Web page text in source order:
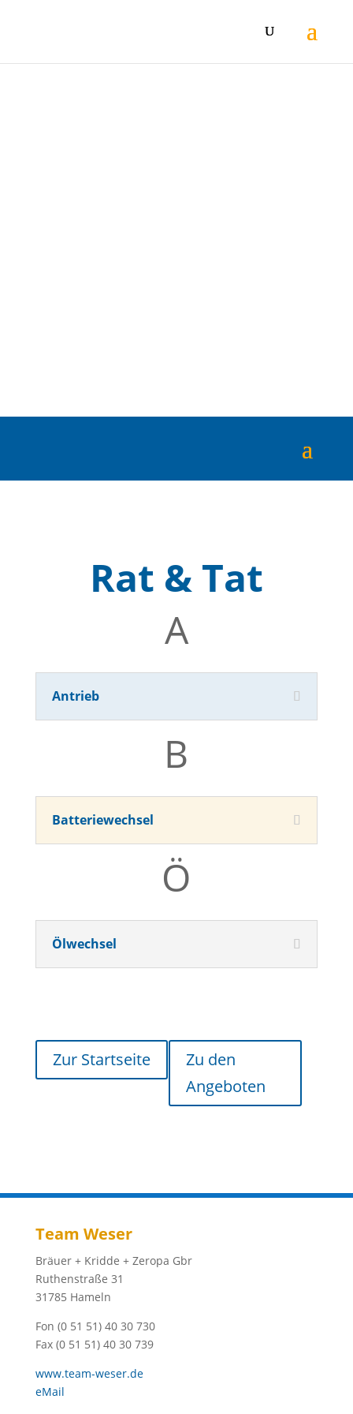
Rat & Tat
A
Antrieb
B
Batteriewechsel
Ö
Ölwechsel
Zur Startseite
Zu den
Angeboten
Team Weser
Bräuer + Kridde + Zeropa Gbr
Ruthenstraße 31
31785 Hameln
Fon (0 51 51) 40 30 730
Fax (0 51 51) 40 30 739
www.team-weser.de
eMail